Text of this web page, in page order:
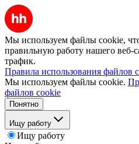
Мы используем файлы cookie,
правильную работу нашего веб-
трафик.
Правила использования файлов
Мы используем файлы cookie.
файлов cookie
Понятно
Ищу работу
Ищу работу